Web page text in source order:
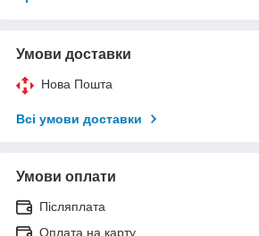
Умови доставки
Нова Пошта
Всі умови доставки
Умови оплати
Післяплата
Оплата на карту